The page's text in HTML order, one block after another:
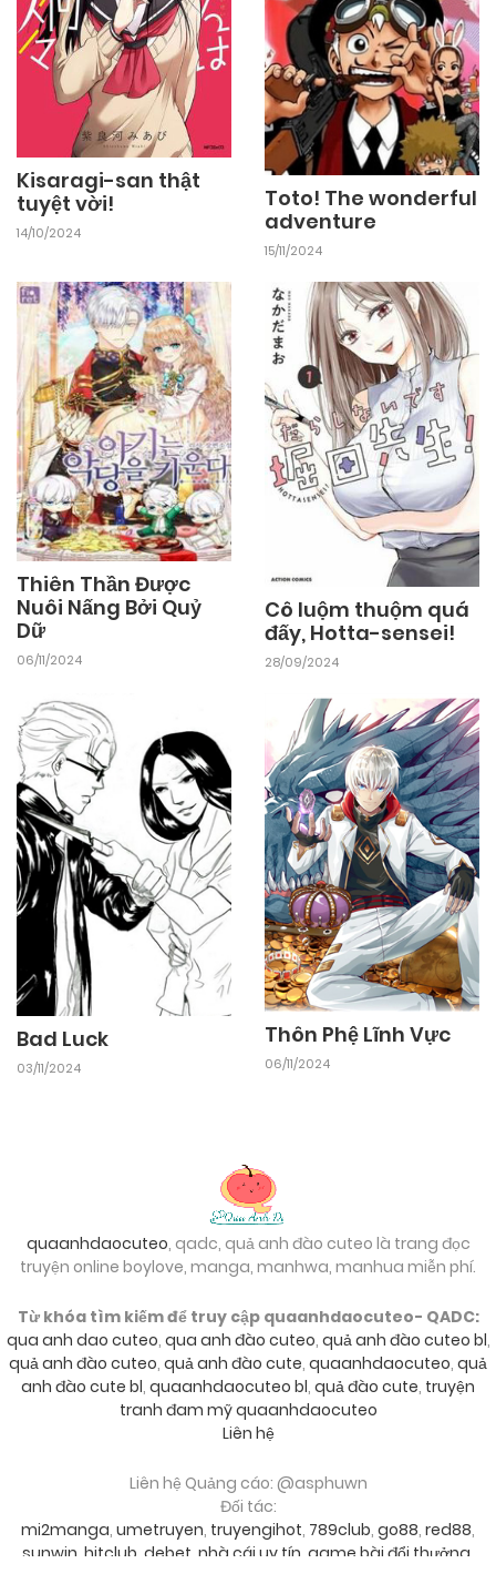
Kisaragi-san thật
tuyệt vời!
14/10/2024
Toto! The wonderful
adventure
15/11/2024
Thiên Thần Được
Nuôi Nấng Bởi Quỷ
Dữ
06/11/2024
Cô luộm thuộm quá
đấy, Hotta-sensei!
28/09/2024
Bad Luck
03/11/2024
Thôn Phệ Lĩnh Vực
06/11/2024
quaanhdaocuteo, qadc, quả anh đào cuteo là trang đọc
truyện online boylove, manga, manhwa, manhua miễn phí.
Từ khóa tìm kiếm để truy cập quaanhdaocuteo- QADC:
qua anh dao cuteo, qua anh đào cuteo, quả anh đào cuteo bl,
quả anh đào cuteo, quả anh đào cute, quaanhdaocuteo, quả
anh đào cute bl, quaanhdaocuteo bl, quả đào cute, truyện
tranh đam mỹ quaanhdaocuteo
Liên hệ
Liên hệ Quảng cáo: @asphuwn
Đối tác:
mi2manga, umetruyen, truyengihot, 789club, go88, red88,
sunwin hitclub debet nhà cái uy tín game bài đổi thưởng